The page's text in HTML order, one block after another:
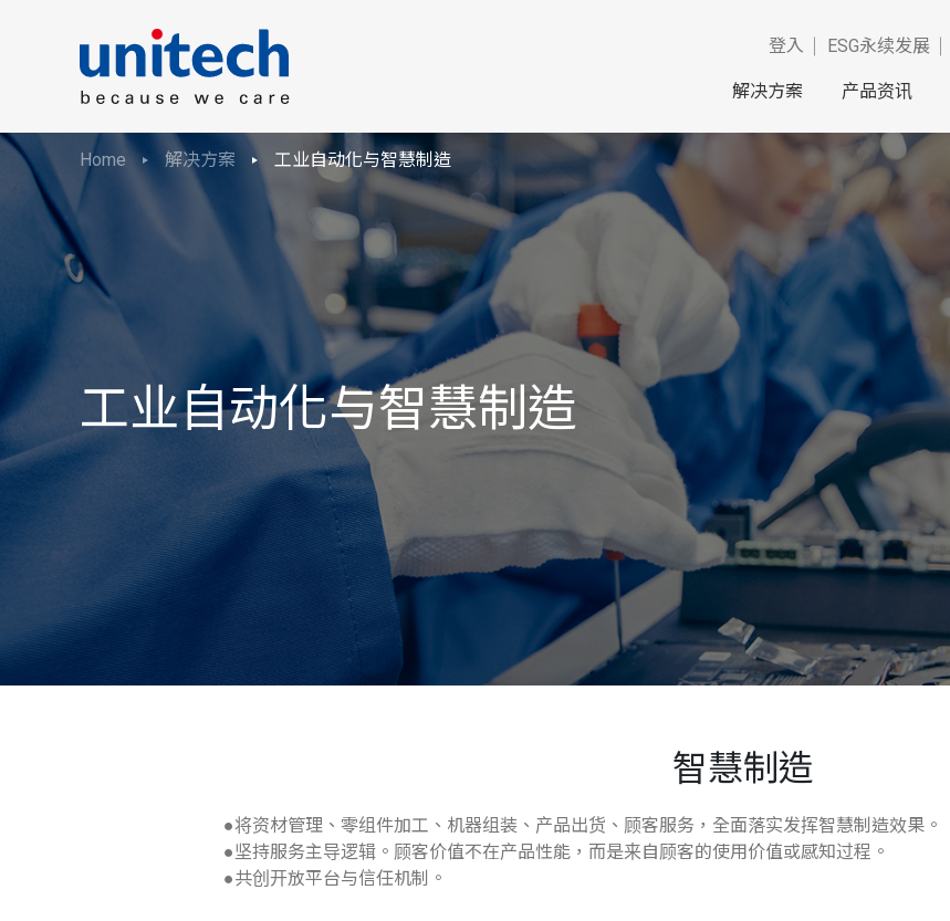
登入 ESG永续发展
解决方案 产品资讯
Home 解决方案 工业自动化与智慧制造
工业自动化与智慧制造
智慧制造
●将资材管理、零组件加工、机器组装、产品出货、顾客服务，全面落实发挥智慧制造效果。
●坚持服务主导逻辑。顾客价值不在产品性能，而是来自顾客的使用价值或感知过程。
●共创开放平台与信任机制。